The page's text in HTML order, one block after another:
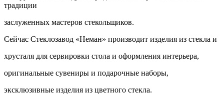
традиции
заслуженных мастеров стекольщиков.
Сейчас Стеклозавод «Неман» производит изделия из стекла и
хрусталя для сервировки стола и оформления интерьера,
оригинальные сувениры и подарочные наборы,
эксклюзивные изделия из цветного стекла.